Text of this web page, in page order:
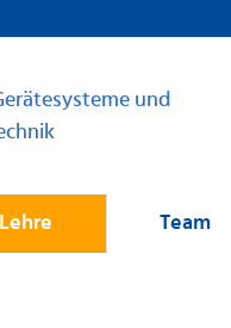
und
Lehre Team